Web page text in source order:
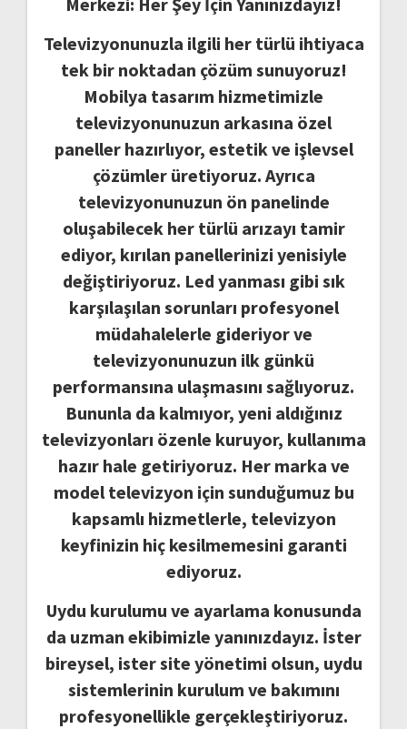
Televizyonunuzla ilgili her türlü ihtiyaca
tek bir noktadan çözüm sunuyoruz!
Mobilya tasarım hizmetimizle
televizyonunuzun arkasına özel
paneller hazırlıyor, estetik ve işlevsel
çözümler üretiyoruz. Ayrıca
televizyonunuzun ön panelinde
oluşabilecek her türlü arızayı tamir
ediyor, kırılan panellerinizi yenisiyle
değiştiriyoruz. Led yanması gibi sık
karşılaşılan sorunları profesyonel
müdahalelerle gideriyor ve
televizyonunuzun ilk günkü
performansına ulaşmasını sağlıyoruz.
Bununla da kalmıyor, yeni aldığınız
televizyonları özenle kuruyor, kullanıma
hazır hale getiriyoruz. Her marka ve
model televizyon için sunduğumuz bu
kapsamlı hizmetlerle, televizyon
keyfinizin hiç kesilmemesini garanti
ediyoruz.
Uydu kurulumu ve ayarlama konusunda
da uzman ekibimizle yanınızdayız. İster
bireysel, ister site yönetimi olsun, uydu
sistemlerinin kurulum ve bakımını
profesyonellikle gerçekleştiriyoruz.